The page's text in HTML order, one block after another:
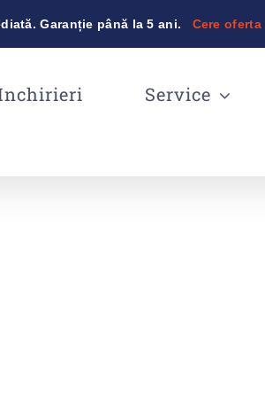
Garanție până la 5 ani. Cere
Service